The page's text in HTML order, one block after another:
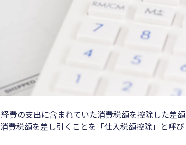
費の支出に含まれていた消費税額を控除した差額
費税額を差し引くことを「仕入税額控除」と呼び